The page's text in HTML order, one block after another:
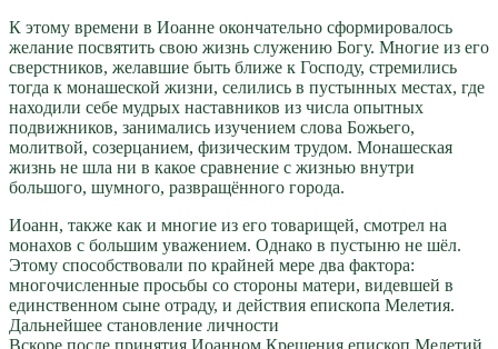
К этому времени в Иоанне окончательно сформировалось
желание посвятить свою жизнь служению Богу. Многие из его
сверстников, желавшие быть ближе к Господу, стремились
тогда к монашеской жизни, селились в пустынных местах, где
находили себе мудрых наставников из числа опытных
подвижников, занимались изучением слова Божьего,
молитвой, созерцанием, физическим трудом. Монашеская
жизнь не шла ни в какое сравнение с жизнью внутри
большого, шумного, развращённого города.
Иоанн, также как и многие из его товарищей, смотрел на
монахов с большим уважением. Однако в пустыню не шёл.
Этому способствовали по крайней мере два фактора:
многочисленные просьбы со стороны матери, видевшей в
единственном сыне отраду, и действия епископа Мелетия.
Дальнейшее становление личности
Вскоре после принятия Иоанном Крещения епископ Мелетий